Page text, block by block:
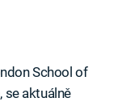
School of
se aktuálně